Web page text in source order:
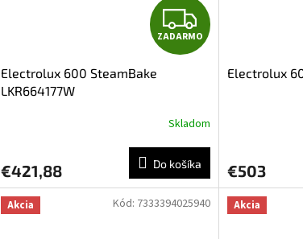
Z
A
A
R
M
ZADARMO
Electrolux 600 SteamBake
LKR664177W
Skladom
€421,88 Do košíka
Electrolux
€503
Akcia Kód: 7333394025940 Akcia